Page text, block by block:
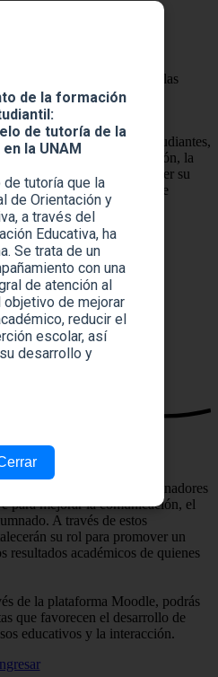
de la formación
de tutoría de la
en la UNAM
de tutoría que la
de Orientación y
a través del
Educativa, ha
Se trata de un
con una
de atención al
objetivo de mejorar
reducir el
escolar, así
desarrollo y
autónomo en los y las
participantes estrategias
autónomo en estudiantes,
como la autorregulación, la
con el fin de fortalecer su
proceso de aprendizaje de
a 15:00 horas
la formación de coordinadores
para mejorar la comunicación, el
A través de estos
su rol para promover un
resultados académicos de quienes
de la plataforma Moodle, podrás
que favorecen el desarrollo de
educativos y la interacción.